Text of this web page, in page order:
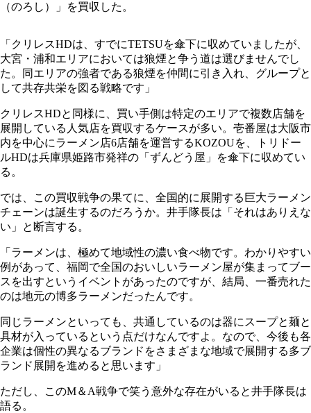
（のろし）」を買収した。
「クリレスHDは、すでにTETSUを傘下に収めていましたが、
大宮・浦和エリアにおいては狼煙と争う道は選びませんでし
た。同エリアの強者である狼煙を仲間に引き入れ、グループと
して共存共栄を図る戦略です」
クリレスHDと同様に、買い手側は特定のエリアで複数店舗を
展開している人気店を買収するケースが多い。壱番屋は大阪市
内を中心にラーメン店6店舗を運営するKOZOUを、トリドー
ルHDは兵庫県姫路市発祥の「ずんどう屋」を傘下に収めてい
る。
では、この買収戦争の果てに、全国的に展開する巨大ラーメン
チェーンは誕生するのだろうか。井手隊長は「それはありえな
い」と断言する。
「ラーメンは、極めて地域性の濃い食べ物です。わかりやすい
例があって、福岡で全国のおいしいラーメン屋が集まってブー
スを出すというイベントがあったのですが、結局、一番売れた
のは地元の博多ラーメンだったんです。
同じラーメンといっても、共通しているのは器にスープと麺と
具材が入っているという点だけなんですよ。なので、今後も各
企業は個性の異なるブランドをさまざまな地域で展開する多ブ
ランド展開を進めると思います」
ただし、このM＆A戦争で笑う意外な存在がいると井手隊長は
語る。